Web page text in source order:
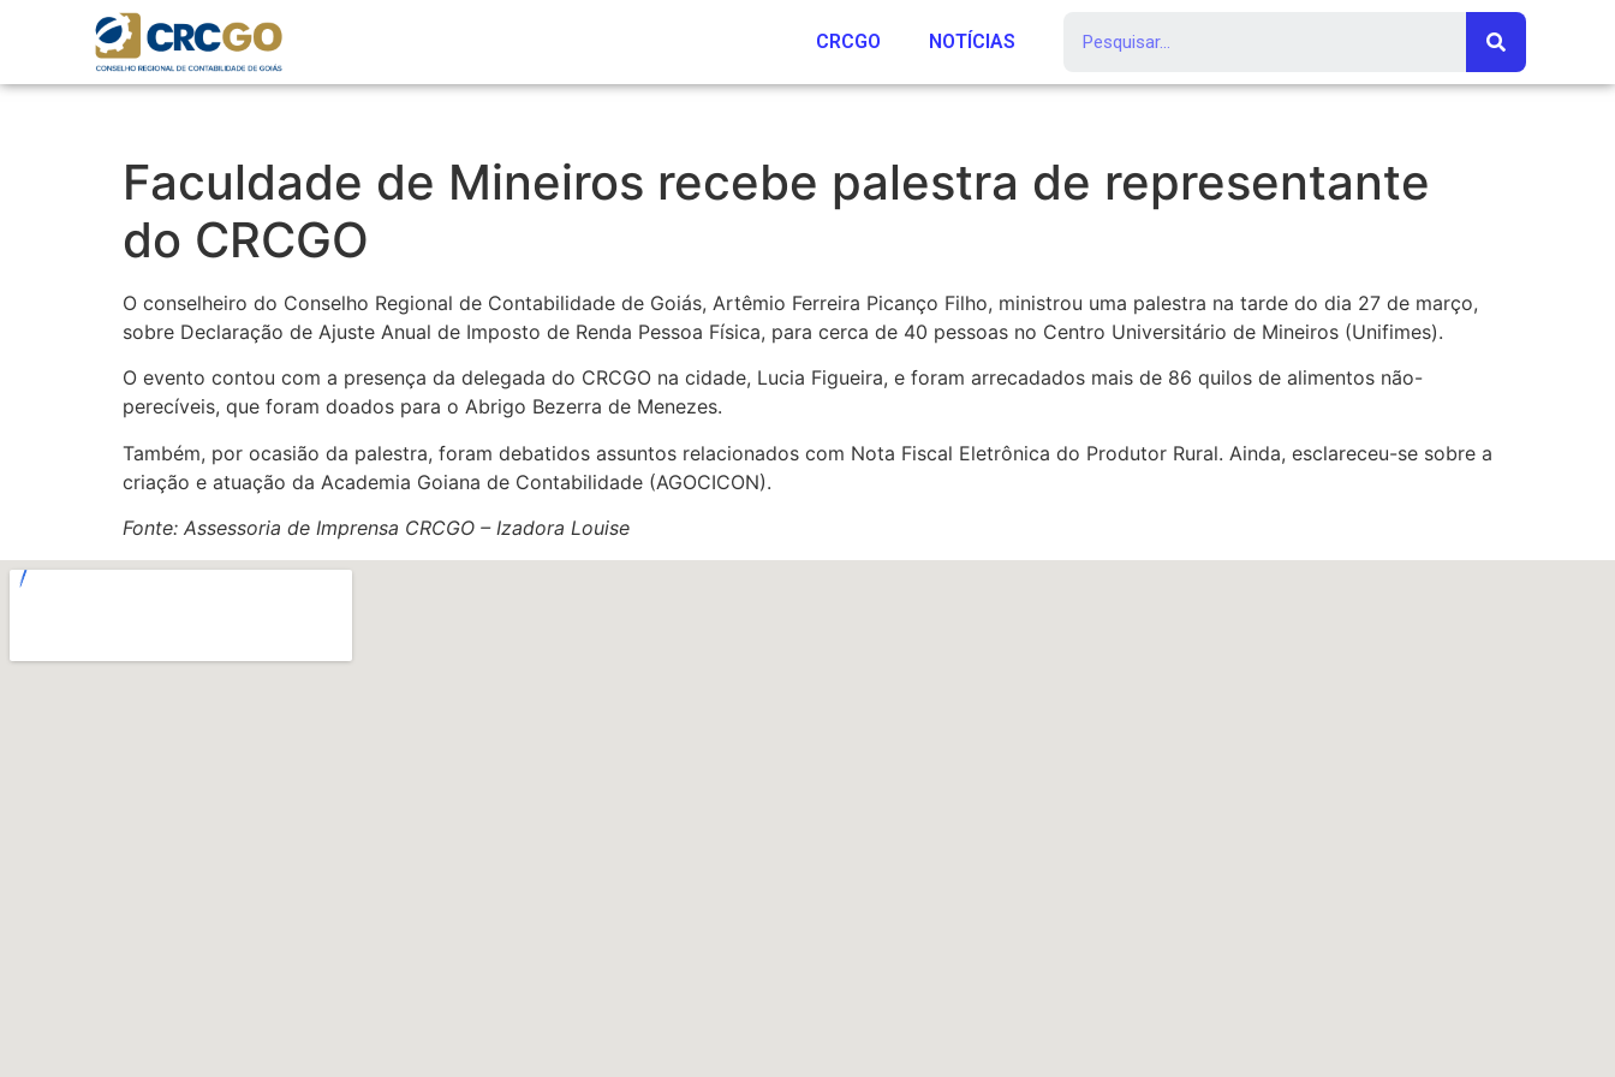
CRCGO NOTÍCIAS
Faculdade de Mineiros recebe palestra de representante
do CRCGO
O conselheiro do Conselho Regional de Contabilidade de Goiás, Artêmio Ferreira Picanço Filho, ministrou uma palestra na tarde do dia 27 de março,
sobre Declaração de Ajuste Anual de Imposto de Renda Pessoa Física, para cerca de 40 pessoas no Centro Universitário de Mineiros (Unifimes).
O evento contou com a presença da delegada do CRCGO na cidade, Lucia Figueira, e foram arrecadados mais de 86 quilos de alimentos não-
perecíveis, que foram doados para o Abrigo Bezerra de Menezes.
Também, por ocasião da palestra, foram debatidos assuntos relacionados com Nota Fiscal Eletrônica do Produtor Rural. Ainda, esclareceu-se sobre a
criação e atuação da Academia Goiana de Contabilidade (AGOCICON).
Fonte: Assessoria de Imprensa CRCGO – Izadora Louise